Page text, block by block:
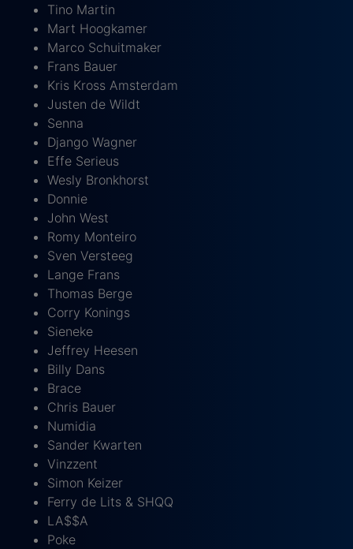
Tino Martin
Mart Hoogkamer
Marco Schuitmaker
Frans Bauer
Kris Kross Amsterdam
Justen de Wildt
Senna
Django Wagner
Effe Serieus
Wesly Bronkhorst
Donnie
John West
Romy Monteiro
Sven Versteeg
Lange Frans
Thomas Berge
Corry Konings
Sieneke
Jeffrey Heesen
Billy Dans
Brace
Chris Bauer
Numidia
Sander Kwarten
Vinzzent
Simon Keizer
Ferry de Lits & SHQQ
LA$$A
Poke